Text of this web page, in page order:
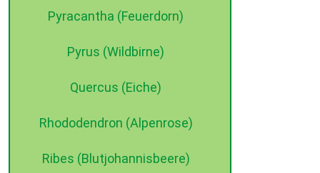
Pyracantha (Feuerdorn)
Pyrus (Wildbirne)
Quercus (Eiche)
Rhododendron (Alpenrose)
Ribes (Blutjohannisbeere)